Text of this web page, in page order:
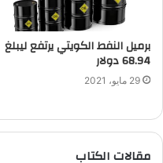
برميل النفط الكويتي يرتفع ليبلغ
68.94 دولار
29 مايو، 2021
مقالات الكتاب